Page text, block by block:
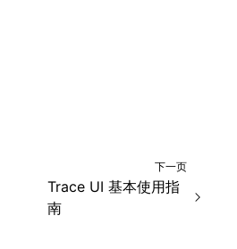
下一页
Trace UI 基本使用指
南